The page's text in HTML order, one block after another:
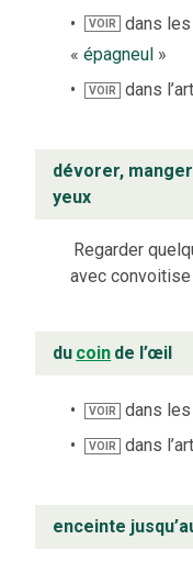
VOIR
dans
« épagneul »
VOIR dans
dévorer,
yeux
Regarder
avec
du coin de l’œil
VOIR dans
VOIR dans
enceinte